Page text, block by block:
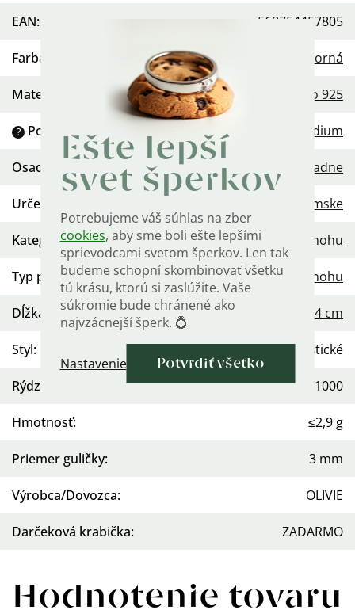
Ešte lepší
svet šperkov
Potrebujeme váš súhlas na zber
cookies, aby sme boli ešte lepšími
sprievodcami svetom šperkov. Len tak
budeme schopní skombinovať všetku
tú krásu, ktorú si zaslúžite. Vaše
súkromie bude chránené ako
najvzácnejší šperk. 💍
Nastavenie Potvrdiť všetko
EAN: 568754457805
Farba Strieborná
Materiál Striebro 925
? Povrchová úprava Rhodium
Osadenie Žiadne
Určenie Dámske
Kategória: Retiazka na nohu
Typ prsteňa: Na nohu
Dĺžka retiazky: 20-24 cm
Styl: Minimalistické
Rýdzosť Ag 925/1000
Hmotnosť: ≤2,9 g
Priemer guličky: 3 mm
Výrobca/Dovozca: OLIVIE
Darčeková krabička: ZADARMO
Hodnotenie tovaru